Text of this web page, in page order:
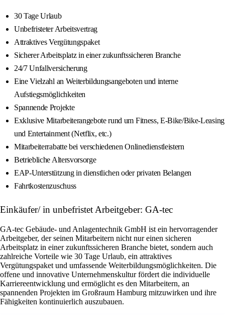
30 Tage Urlaub
Unbefristeter Arbeitsvertrag
Attraktives Vergütungspaket
Sicherer Arbeitsplatz in einer zukunftssicheren Branche
24/7 Unfallversicherung
Eine Vielzahl an Weiterbildungsangeboten und interne
Aufstiegsmöglichkeiten
Spannende Projekte
Exklusive Mitarbeiterangebote rund um Fitness, E-Bike/Bike-Leasing
und Entertainment (Netflix, etc.)
Mitarbeiterrabatte bei verschiedenen Onlinedienstleistern
Betriebliche Altersvorsorge
EAP-Unterstützung in dienstlichen oder privaten Belangen
Fahrtkostenzuschuss
Einkäufer/ in unbefristet Arbeitgeber: GA-tec
GA-tec Gebäude- und Anlagentechnik GmbH ist ein hervorragender
Arbeitgeber, der seinen Mitarbeitern nicht nur einen sicheren
Arbeitsplatz in einer zukunftssicheren Branche bietet, sondern auch
zahlreiche Vorteile wie 30 Tage Urlaub, ein attraktives
Vergütungspaket und umfassende Weiterbildungsmöglichkeiten. Die
offene und innovative Unternehmenskultur fördert die individuelle
Karriereentwicklung und ermöglicht es den Mitarbeitern, an
spannenden Projekten im Großraum Hamburg mitzuwirken und ihre
Fähigkeiten kontinuierlich auszubauen.